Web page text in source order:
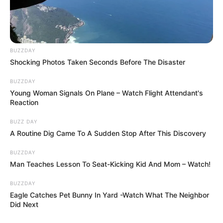
Anaïs réintègre le Double A grâce à Hector,
tandis que Bakary songe à rester à Calvières
malgré son départ prévu pour Bordeaux.
BUZZDAY
Shocking Photos Taken Seconds Before The Disaster
BUZZDAY
Young Woman Signals On Plane – Watch Flight Attendant's
Reaction
BUZZ DAY
A Routine Dig Came To A Sudden Stop After This Discovery
BUZZDAY
Man Teaches Lesson To Seat-Kicking Kid And Mom – Watch!
BUZZDAY
Eagle Catches Pet Bunny In Yard -Watch What The Neighbor
Did Next